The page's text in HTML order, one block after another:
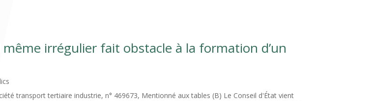
irrégulier fait obstacle à la formation d’un
transport tertiaire industrie, n° 469673, Mentionné aux tables (B) Le Conseil d'État vient